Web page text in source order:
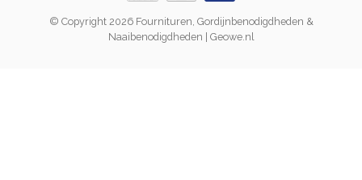
© Copyright 2026 Fournituren, Gordijnbenodigdheden &
Naaibenodigdheden | Geowe.nl